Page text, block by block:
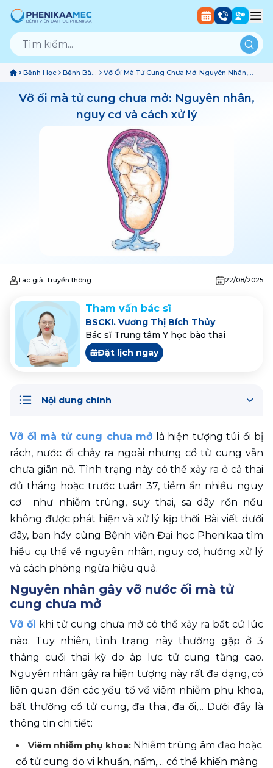
Bệnh Học
Bệnh Bào
Thai
Vỡ Ối Mà Tử Cung Chưa Mở: Nguyên Nhân,
Vỡ ối mà tử cung chưa mở: Nguyên nhân,
nguy cơ và cách xử lý
Tác giả: Truyền thông 22/08/2025
Tham vấn bác sĩ
BSCKI. Vương Thị Bích Thủy
Bác sĩ Trung tâm Y học bào thai
Đặt lịch ngay
Nội dung chính
Vỡ ối mà tử cung chưa mở là hiện tượng túi ối bị
rách, nước ối chảy ra ngoài nhưng cổ tử cung vẫn
chưa giãn nở. Tình trạng này có thể xảy ra ở cả thai
đủ tháng hoặc trước tuần 37, tiềm ẩn nhiều nguy
cơ  như nhiễm trùng, suy thai, sa dây rốn nếu
không được phát hiện và xử lý kịp thời. Bài viết dưới
đây, bạn hãy cùng Bệnh viện Đại học Phenikaa tìm
hiểu cụ thể về nguyên nhân, nguy cơ, hướng xử lý
và cách phòng ngừa hiệu quả.
Nguyên nhân gây vỡ nước ối mà tử
cung chưa mở
Vỡ ối khi tử cung chưa mở có thể xảy ra bất cứ lúc
nào. Tuy nhiên, tình trạng này thường gặp ở 3
tháng cuối thai kỳ do áp lực tử cung tăng cao.
Nguyên nhân gây ra hiện tượng này rất đa dạng, có
liên quan đến các yếu tố về viêm nhiễm phụ khoa,
bất thường cổ tử cung, đa thai, đa ối,... Dưới đây là
thông tin chi tiết:
Viêm nhiễm phụ khoa: Nhiễm trùng âm đạo hoặc
cổ tử cung do vi khuẩn, nấm,… có thể khiến màng